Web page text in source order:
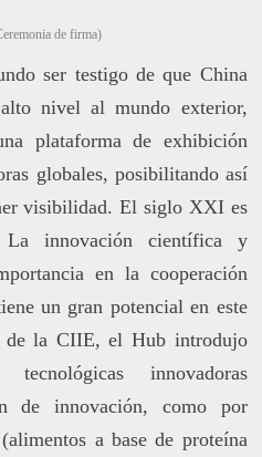
de firma)
ser testigo de que China
nivel al mundo exterior,
plataforma de exhibición
globales, posibilitando así
visibilidad. El siglo XXI es
innovación científica y
en la cooperación
un gran potencial en este
de la CIIE, el Hub introdujo
innovadoras
de innovación, como por
a base de proteína